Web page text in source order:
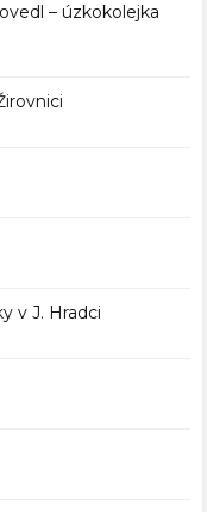
– úzkokolejka
v J. Hradci